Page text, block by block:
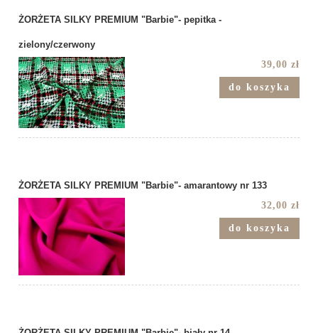
ŻORŻETA SILKY PREMIUM "Barbie"- pepitka -
zielony/czerwony
39,00 zł
do koszyka
ŻORŻETA SILKY PREMIUM "Barbie"- amarantowy nr 133
32,00 zł
do koszyka